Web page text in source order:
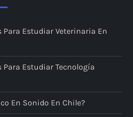
Para Estudiar Veterinaria En
Estudiar Tecnología
En Sonido En Chile?